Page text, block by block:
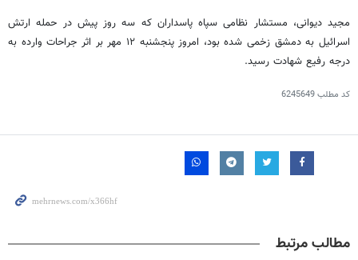
مجید دیوانی، مستشار نظامی سپاه پاسداران که سه روز پیش در حمله ارتش
اسرائیل به دمشق زخمی شده بود، امروز پنجشنبه ۱۲ مهر بر اثر جراحات وارده به
درجه رفیع شهادت رسید.
کد مطلب6245649
مطالب مرتبط